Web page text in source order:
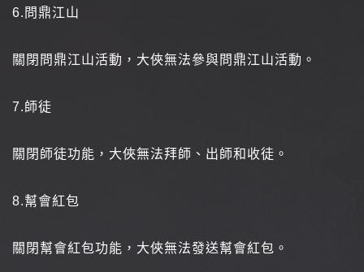
6. 問鼎江山
關閉問鼎江山活動，大俠無法參與問鼎江山活動。
7.師徒
關閉師徒功能，大俠無法拜師、出師和收徒。
8.幫會紅包
關閉幫會紅包功能，大俠無法發送幫會紅包。